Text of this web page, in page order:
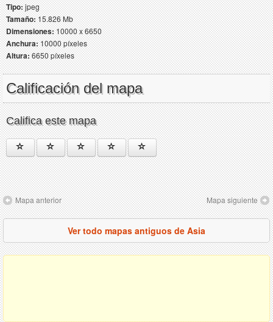
Tipo:jpeg
Tamaño:15.826 Mb
Dimensiones:10000 x 6650
Anchura:10000 píxeles
Altura:6650 píxeles
Calificación del mapa
Califica este mapa
Mapa anterior Mapa siguiente
Ver todo mapas antiguos de Asia